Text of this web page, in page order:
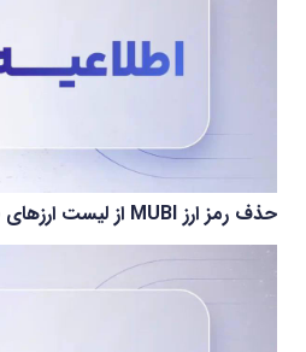
حذف رمز ارز MUBI از لیست ارزهای قابل معامله اوکی اکسچنج